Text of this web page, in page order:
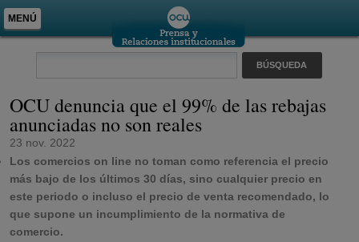
MENÚ
OCU denuncia que el 99% de las rebajas
anunciadas no son reales
23 nov. 2022
Los comercios on line no toman como referencia el precio
más bajo de los últimos 30 días, sino cualquier precio en
este periodo o incluso el precio de venta recomendado, lo
que supone un incumplimiento de la normativa de
comercio.